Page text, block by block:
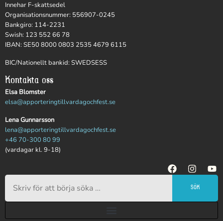
Innehar F-skattsedel
Organisationsnummer: 556907-0245
Bankgiro: 114-2231
Swish: 123 552 66 78
IBAN: SE50 8000 0803 2535 4679 6115
BIC/Nationellt bankid: SWEDSESS
Kontakta oss
Elsa Blomster
elsa@apporteringtillvardagochfest.se
Lena Gunnarsson
lena@apporteringtillvardagochfest.se
+46 70-300 80 99
(vardagar kl. 9-18)
SÖK